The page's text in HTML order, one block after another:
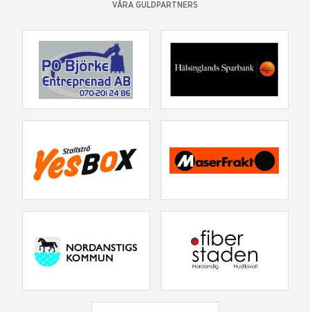
VÅRA GULDPARTNERS